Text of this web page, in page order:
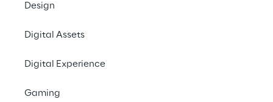
Design
Digital Assets
Digital Experience
Gaming
Unsere Google Cloud-Expertise
Unsere Google Cloud-Spezialisierungen